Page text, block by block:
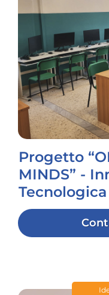
Progetto
MINDS” -
Tecnologica